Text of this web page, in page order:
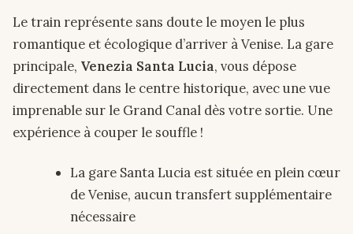
Le train représente sans doute le moyen le plus
romantique et écologique d’arriver à Venise. La gare
principale, Venezia Santa Lucia, vous dépose
directement dans le centre historique, avec une vue
imprenable sur le Grand Canal dès votre sortie. Une
expérience à couper le souffle !
La gare Santa Lucia est située en plein cœur
de Venise, aucun transfert supplémentaire
nécessaire